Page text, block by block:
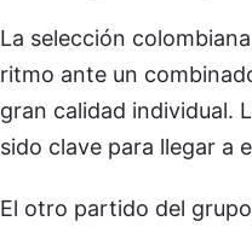
La selección
ritmo ante un
gran calidad individual.
sido clave para llegar a
El otro partido del